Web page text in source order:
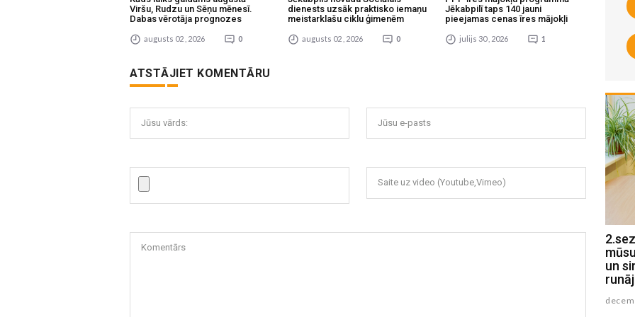
Viršu, Rudzu un Sēņu mēnesī.
Dabas vērotāja prognozes
augusts 02 , 2026 0
dienests uzsāk praktisko iemaņu
meistarklašu ciklu ģimenēm
augusts 02 , 2026 0
Jēkabpilī taps 140 jauni
pieejamas cenas īres mājokļi
julijs 30 , 2026 1
ATSTĀJIET KOMENTĀRU
Jūsu vārds: Jūsu e-pasts
Saite uz video (Youtube,Vimeo)
Komentārs
un